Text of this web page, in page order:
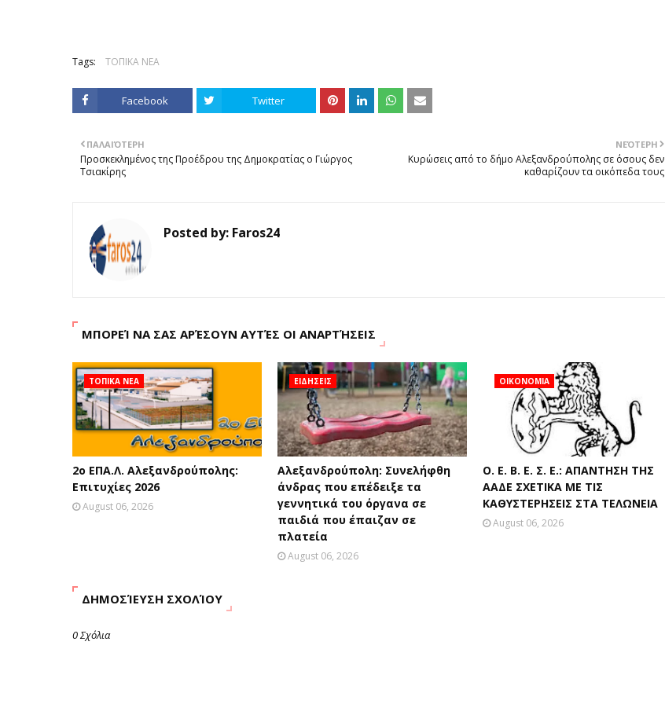
Tags: ΤΟΠΙΚΑ ΝΕΑ
Facebook Twitter
ΝΕΌΤΕΡΗ
Κυρώσεις από το δήμο Αλεξανδρούπολης σε όσους δεν
καθαρίζουν τα οικόπεδα τους
ΠΑΛΑΙΌΤΕΡΗ
Προσκεκλημένος της Προέδρου της Δημοκρατίας ο Γιώργος
Τσιακίρης
Posted by: Faros24
ΜΠΟΡΕΊ ΝΑ ΣΑΣ ΑΡΈΣΟΥΝ ΑΥΤΈΣ ΟΙ ΑΝΑΡΤΉΣΕΙΣ
ΤΟΠΙΚΑ ΝΕΑ
2ο ΕΠΑ.Λ. Αλεξανδρούπολης:
Επιτυχίες 2026
August 06, 2026
ΕΙΔΗΣΕΙΣ
Αλεξανδρούπολη: Συνελήφθη
άνδρας που επέδειξε τα
γεννητικά του όργανα σε
παιδιά που έπαιζαν σε
πλατεία
August 06, 2026
ΟΙΚΟΝΟΜΙΑ
Ο. Ε. Β. Ε. Σ. Ε.: ΑΠΑΝΤΗΣΗ ΤΗΣ
ΑΑΔΕ ΣΧΕΤΙΚΑ ΜΕ ΤΙΣ
ΚΑΘΥΣΤΕΡΗΣΕΙΣ ΣΤΑ ΤΕΛΩΝΕΙΑ
August 06, 2026
ΔΗΜΟΣΊΕΥΣΗ ΣΧΟΛΊΟΥ
0 Σχόλια